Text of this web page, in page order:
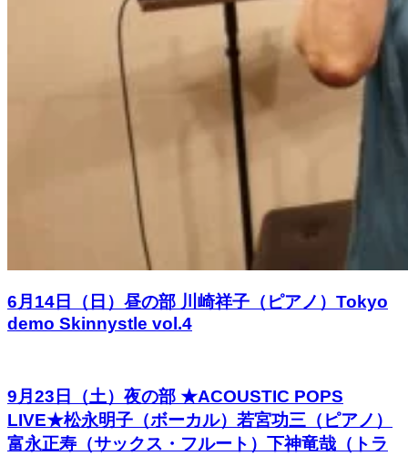
6月14日（日）昼の部 川崎祥子（ピアノ）Tokyo
demo Skinnystle vol.4
9月23日（土）夜の部 ★ACOUSTIC POPS
LIVE★松永明子（ボーカル）若宮功三（ピアノ）
富永正寿（サックス・フルート）下神竜哉（トラ